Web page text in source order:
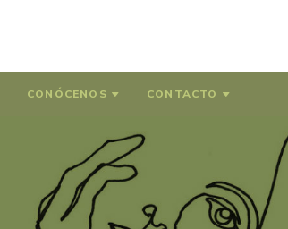
CONÓCENOS CONTACTO